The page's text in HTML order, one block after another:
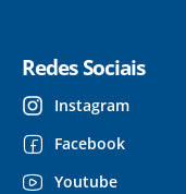
Redes Sociais
Instagram
Facebook
Youtube